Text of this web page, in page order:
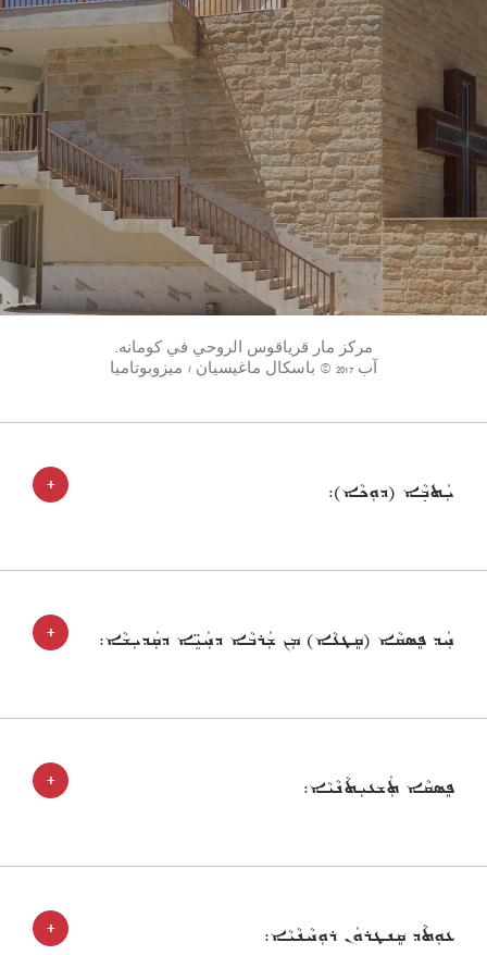
مركز مار قرياقوس الروحي في كومانه.
آب 2017 © باسكال ماغيسيان / ميزوبوتاميا
+ ܝܲܬܒ݂ܵܐ (ܕܘܼܟܵܐ):
+ ܚܲܕ ܦܸܣܩܵܐ (ܩܸܛܥܵܐ) ܡܼܢ ܫܲܪܒܵܐ ܕܚܲܝܹ̈ܐ ܕܩܲܕܝܼܫܵܐ:
+ ܦܸܣܩܵܐ ܬܲܫܥܝܼܬܵܢܵܝܵܐ:
+ ܥܘܼܬܵܕ ܩܸܢܛܪܘܿܢ ܪܘܼܚܵܢܵܝܵܐ: